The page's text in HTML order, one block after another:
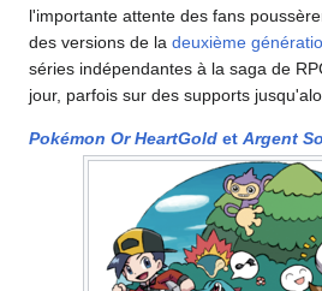
l'importante attente des fans
des versions de la deuxième
séries indépendantes à la saga de
jour, parfois sur des supports
Pokémon Or HeartGold et Argent